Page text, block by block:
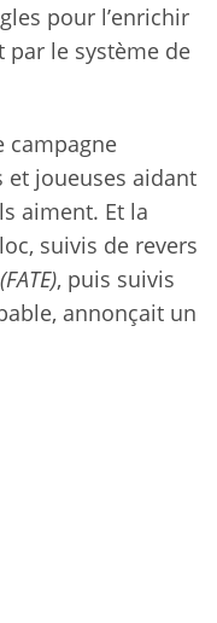
pour l’enrichir
par le système de
campagne
et joueuses aidant
aiment. Et la
suivis de revers
, puis suivis
annonçait un